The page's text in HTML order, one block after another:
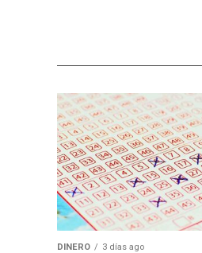
La autoridad
DINERO 3 días ago